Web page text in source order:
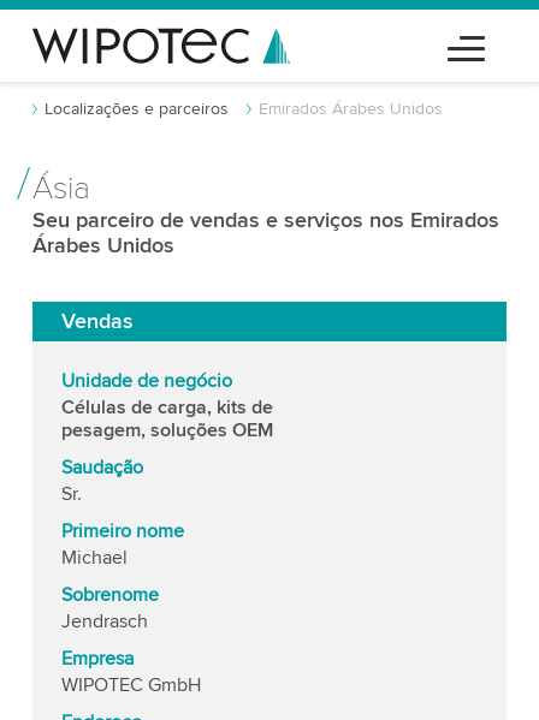
Localizações e parceiros Emirados Árabes Unidos
Ásia
Seu parceiro de vendas e serviços nos Emirados
Árabes Unidos
Vendas
Unidade de negócio
Células de carga, kits de
pesagem, soluções OEM
Saudação
Sr.
Primeiro nome
Michael
Sobrenome
Jendrasch
Empresa
WIPOTEC GmbH